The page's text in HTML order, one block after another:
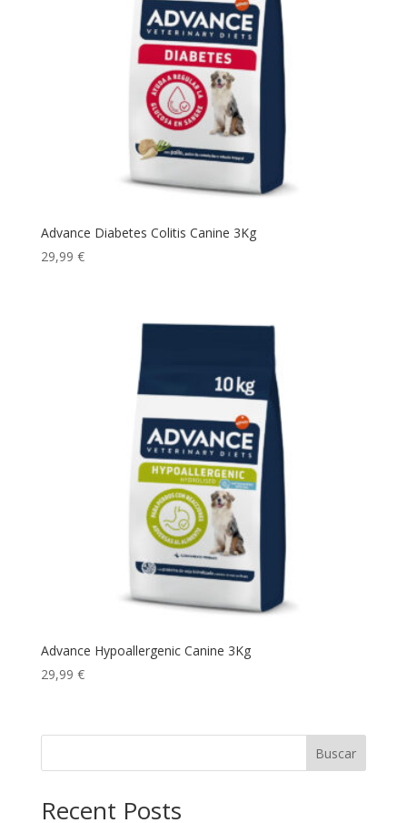
Advance Diabetes Colitis Canine 3Kg
29,99 €
Advance Hypoallergenic Canine 3Kg
29,99 €
Buscar
Recent Posts